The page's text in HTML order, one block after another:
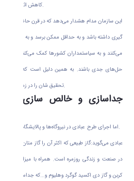
کاهش اثر داد و یا آن را جمع آوری کرد، فعالیت می‌کنند.
این سازمان مدام هشدار می‌دهد که در قرن حاضر غلظت
گیری داشته باشد و به حداقل ممکن برسد و به صورت
می‌کنند و به سیاستمداران کشور‌ها کمک می‌کنند که در
حل‌های جدی باشند. به همین دلیل است که بسیاری از
تحقیق شان را در زمینه کم کردن اثر این گاز گلخانه‌ای قرار داده اند.
جداسازی و خالص سازی گاز
اما اجرای طرح عبادی در نیروگاه‌ها و پالایشگاه‌ها ممکن است خیلی از شرایط را مطلوب کند.
عبادی می‌گوید:گاز طبیعی که اکثر آن را گاز متان تشکیل
در صنعت و زندگی روزمره است. همراه با میزان زیادی
کربن و گاز دی اکسید گوگرد وهلیوم و...که جداسازی این